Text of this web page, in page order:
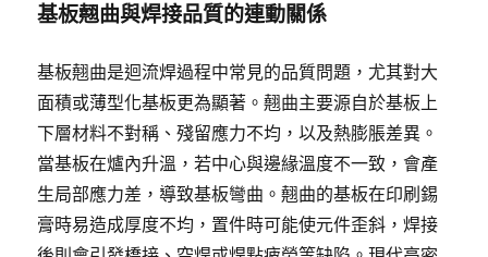
基板翹曲與焊接品質的連動關係
基板翹曲是迴流焊過程中常見的品質問題，尤其對大
面積或薄型化基板更為顯著。翹曲主要源自於基板上
下層材料不對稱、殘留應力不均，以及熱膨脹差異。
當基板在爐內升溫，若中心與邊緣溫度不一致，會產
生局部應力差，導致基板彎曲。翹曲的基板在印刷錫
膏時易造成厚度不均，置件時可能使元件歪斜，焊接